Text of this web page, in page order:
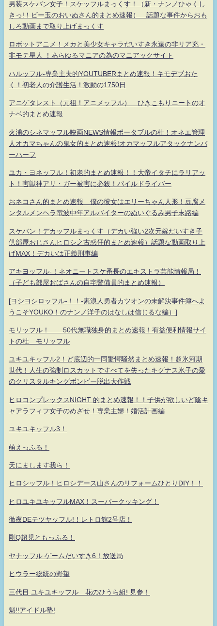
男装スケバン女子！スケッフルまっくす！（新・ナンノひゃくし
きっ!！ビー玉のおいぬさん的まとめ速報） 話題な事件からおも
しろ動画まで取り上げまっくす
ロボットアニメ！メカと美少女キャラだいすき永遠の非リア充・
非モテ星人 ！あらゆるマニアの為のマニアックサイト
ハルッフル-専業主夫的YOUTUBERまとめ速報！キモデブおた
く！初老人の介護生活！激動の1750日
アニゲタレスト（元祖！アニメッフル） ひきこもりニートのオ
ナベ的まとめ速報
火浦のシネマッフル映画NEWS情報ポータブルの杜！オネエ管理
人オカマちゃんの鬼女的まとめ速報!オカマッフルアタックナンバ
ーハーフ
ユカ・ヨネッフル！初老的まとめ速報！！大帝イタチにラリアッ
ト！害獣神アリ・ガー被害に必殺！パイルドライバー
おネコさん的まとめ速報 僕の彼女はエリーちゃん人形！豆腐メ
ンタルメンヘラ電波中年アルバイターのぬいぐるみ男子末路編
スケバン！デカッフルまっくす（デカい強い2次元嫁だいすき子
供部屋おじさんヒロシ之古惑仔的まとめ速報）話題な動画取り上
げMAX！デカいは正義刑事編
アキヨッフル-！ネオニートスケ番長のエキストラ芸能情報局！
（子ども部屋おばさんの自宅警備員的まとめ速報）
[ヨシヨシロッフル-！！-素浪人勇者カツオンの未解決事件簿へよ
うこそYOUKO！のナンノ洋子のはなしは信じるな編）]
モリッフル！ 50代無職独身的まとめ速報！有益便利情報サイ
トの杜 モリッフル
ユキユキッフル2！ど底辺的一同驚愕騒然まとめ速報！超氷河期
世代！人生の強制ロスカットですべてを失ったキグナス氷子の愛
のクリスタルキングボンビー脱出大作戦
ヒロコンプレックスNIGHT 的まとめ速報！！子供が欲しいど陰キ
ャアラフィフ女子のめざせ！専業主婦！婚活計画編
ユキユキッフル3！
萌えっふる！
天にまします我ら！
ヒロシッフル！ヒロシデース山さんのリフォームひとりDIY！！
ヒロユキユキッフルMAX！スーパークッキング！
徹夜DEテツヤッフル!！レトロ館2号店！
剛Q超児ともっふる！
ヤナッフル ゲームだいすき6！放送局
ヒウラー総統の野望
三代目 ユキユキッフル 花のひうら組! 見参！
魁!!アイドル塾!